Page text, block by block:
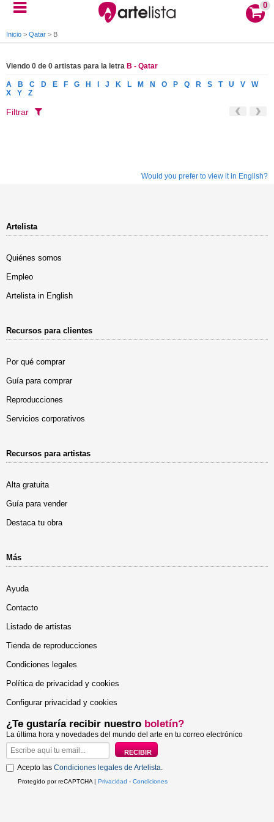
0
Inicio > Qatar > B
Viendo 0 de 0 artistas para la letra B - Qatar
A B C D E F G H J K L M N O P Q R S T U V
W
X
Y Z
Filtrar
Would you prefer to view it in English?
Artelista
Quiénes somos
Empleo
Artelista in English
Recursos para clientes
Por qué comprar
Guía para comprar
Reproducciones
Servicios corporativos
Recursos para artistas
Alta gratuita
Guía para vender
Destaca tu obra
Más
Ayuda
Contacto
Listado de artistas
Tienda de reproducciones
Condiciones legales
Política de privacidad y cookies
Configurar privacidad y cookies
¿Te gustaría recibir nuestro boletín?
La última hora y novedades del mundo del arte en tu correo electrónico
Acepto las Condiciones legales de Artelista.
Protegido por reCAPTCHA | Privacidad - Condiciones